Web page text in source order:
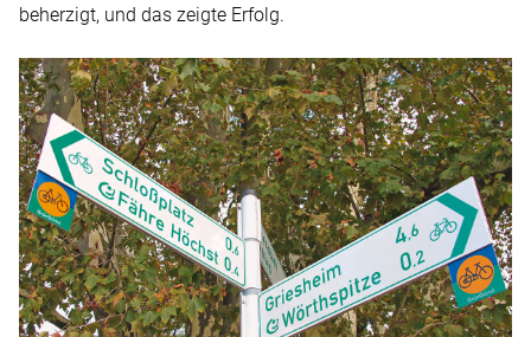
beherzigt, und das zeigte Erfolg.